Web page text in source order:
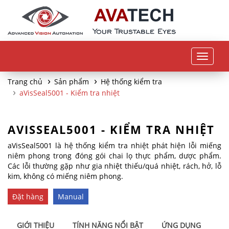
Toggle
Trang chủ
Sản phẩm
Hệ thống kiểm tra
aVisSeal5001 - Kiểm tra nhiệt
AVISSEAL5001 - KIỂM TRA NHIỆT
aVisSeal5001 là hệ thống kiểm tra nhiệt phát hiện lỗi miếng
niêm phong trong đóng gói chai lọ thực phẩm, dược phẩm.
Các lỗi thường gặp như gia nhiệt thiếu/quá nhiệt, rách, hở, lỗ
kim, không có miếng niêm phong.
Đặt hàng Manual
GIỚI THIỆU TÍNH NĂNG NỔI BẬT ỨNG DỤNG